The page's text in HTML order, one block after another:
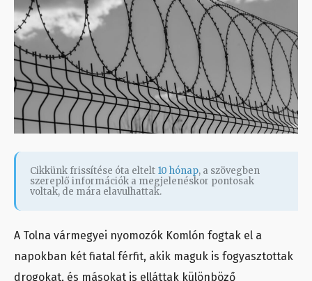
Cikkünk frissítése óta eltelt 10 hónap, a szövegben
szereplő információk a megjelenéskor pontosak
voltak, de mára elavulhattak.
A Tolna vármegyei nyomozók Komlón fogtak el a
napokban két fiatal férfit, akik maguk is fogyasztottak
drogokat, és másokat is elláttak különböző